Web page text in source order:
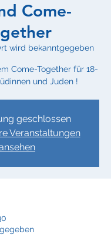
Come-
wird bekanntgegeben
Come-Together für 18-
und Juden !
geschlossen
Veranstaltungen